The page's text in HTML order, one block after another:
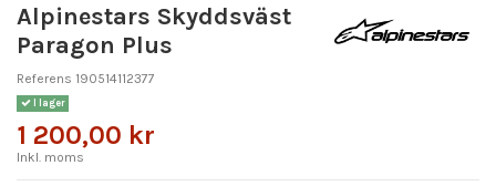
Alpinestars Skyddsväst
Paragon Plus
Referens 190514112377
I lager
1 200,00 kr
Inkl. moms